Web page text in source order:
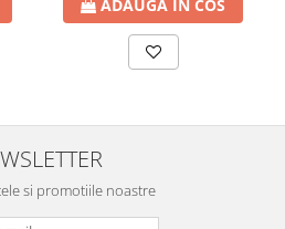
12000
24000
27000
ADAUGA IN COS
si promotiile noastre